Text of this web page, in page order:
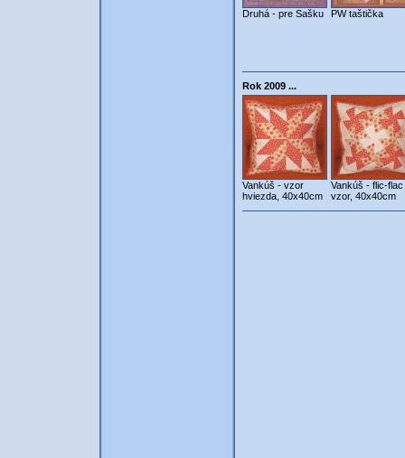
Druhá - pre Sašku PW taštička
Rok 2009 ...
Vankúš - vzor
hviezda, 40x40cm
Vankúš - flic-flac
vzor, 40x40cm